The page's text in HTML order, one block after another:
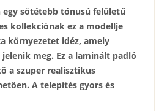
egy sötétebb tónusú felületű
kollekciónak ez a modellje
környezetet idéz, amely
meg. Ez a laminált padló
a szuper realisztikus
A telepítés gyors és